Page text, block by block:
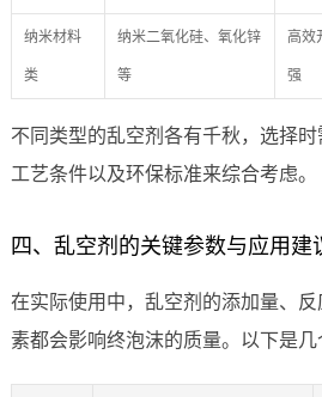
纳米材料
类
纳米二氧化硅、氧化锌
等
高效
强
不同类型的乱空剂各有千秋，选择时
工艺条件以及环保标准来综合考虑。
四、乱空剂的关键参数与应用建
在实际使用中，乱空剂的添加量、
素都会影响终泡沫的质量。以下是几